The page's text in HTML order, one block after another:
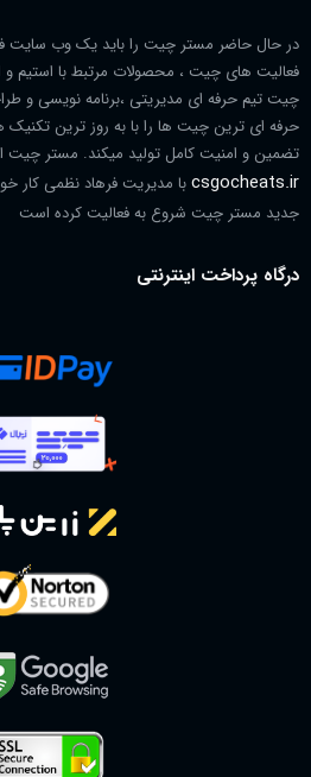
در حال حاضر مستر چیت را باید یک وب سایت
فعالیت های چیت ، محصولات مرتبط با استیم و
چیت تیم حرفه ای مدیریتی ،برنامه نویسی و
حرفه ای ترین چیت ها را با به روز ترین
تضمین و امنیت کامل تولید میکند. مستر چیت از سال 96
csgocheats.irبا مدیریت فرهاد نظمی کار
جدید مستر چیت شروع به فعالیت کرده است
درگاه پرداخت اینترنتی